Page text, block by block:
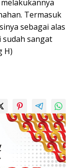
Termasuk
sebagai alas
sudah sangat
H)